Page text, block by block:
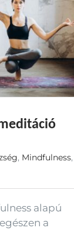
, Mindfulness,
alapú
a